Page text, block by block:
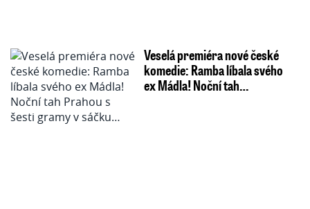
Veselá premiéra nové české
komedie: Ramba líbala svého
ex Mádla! Noční tah…